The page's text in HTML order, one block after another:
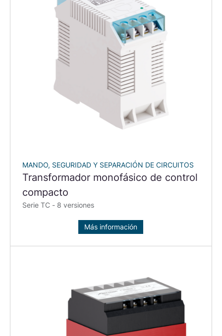
MANDO, SEGURIDAD Y SEPARACIÓN DE CIRCUITOS
Transformador monofásico de control
compacto
Serie TC - 8 versiones
Más información